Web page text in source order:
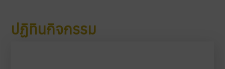
ปฏิทินกิจกรรม